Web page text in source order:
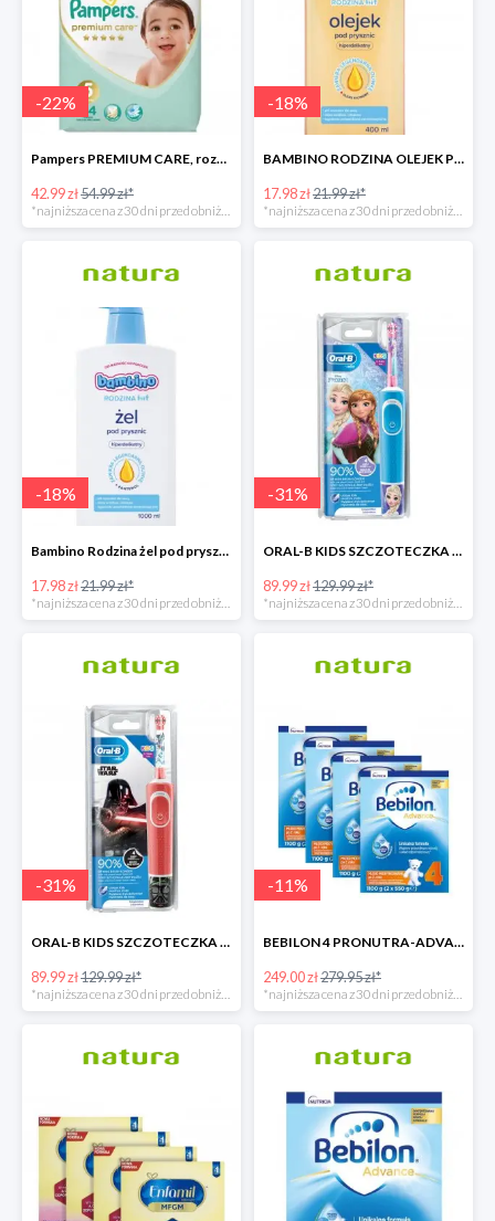
-22%
Pampers PREMIUM CARE, rozmiar 5, 44 pieluszki, 11kg-16kg
42.99 zł54.99 zł*
*najniższa cena z 30 dni przed obniżką
-18%
BAMBINO RODZINA OLEJEK POD PRYSZNIC 400 ML
17.98 zł21.99 zł*
*najniższa cena z 30 dni przed obniżką
-18%
Bambino Rodzina żel pod prysznic 1000 ml
17.98 zł21.99 zł*
-31%
ORAL-B KIDS SZCZOTECZKA ELEKTRYCZNA KRAINA LODU
89.99 zł129.99 zł*
-31%
ORAL-B KIDS SZCZOTECZKA ELEKTRYCZNA GWIEZDNE WOJNY
89.99 zł129.99 zł*
*najniższa cena z 30 dni przed obniżką
-11%
BEBILON 4 PRONUTRA-ADVANCE MLEKO MODYFIKOWANE
249.00 zł279.95 zł*
*najniższa cena z 30 dni przed obniżką